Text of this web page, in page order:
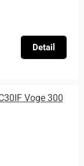
Detail
Voge 300